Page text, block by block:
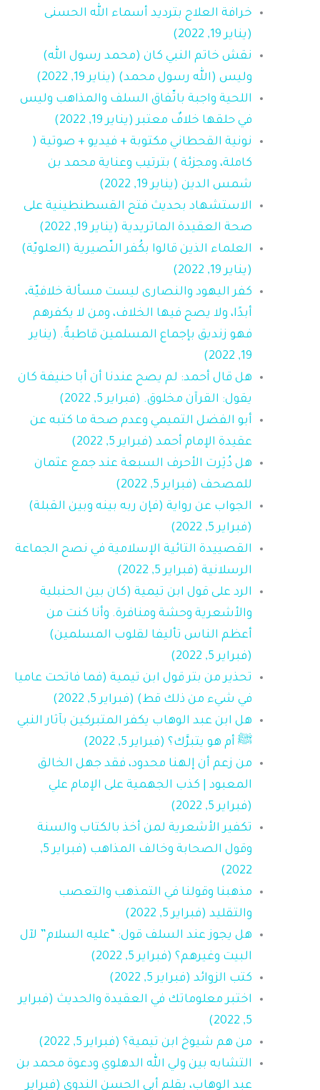
خرافة العلاج بترديد أسماء الله الحسنى
(يناير 19, 2022)
نقش خاتم النبي كان (محمد رسول الله)
وليس (الله رسول محمد) (يناير 19, 2022)
اللحية واجبة باتّفاق السلف والمذاهب وليس
في حلقها خلافٌ معتبر (يناير 19, 2022)
نونية القحطاني مكتوبة + فيديو + صوتية (
كاملة، ومجزئة ) بترتيب وعناية محمد بن
شمس الدين (يناير 19, 2022)
الاستشهاد بحديث فتح القسطنطينية على
صحة العقيدة الماتريدية (يناير 19, 2022)
العلماء الذين قالوا بكُفر النّصيرية (العلويّة)
(يناير 19, 2022)
كفر اليهود والنصارى ليست مسألة خلافيّة،
أبدًا، ولا يصح فيها الخلاف، ومن لا يكفرهم
فهو زنديق بإجماع المسلمين قاطبةً. (يناير
19, 2022)
هل قال أحمد: لم يصح عندنا أن أبا حنيفة كان
يقول: القرآن مخلوق. (فبراير 5, 2022)
أبو الفضل التميمي وعدم صحة ما كتبه عن
عقيدة الإمام أحمد (فبراير 5, 2022)
هل دُثِرت الأحرف السبعة عند جمع عثمان
للمصحف (فبراير 5, 2022)
الجواب عن رواية (فإن ربه بينه وبين القبلة)
(فبراير 5, 2022)
القصييدة التائية الإسلامية في نصح الجماعة
الرسلانية (فبراير 5, 2022)
الرد على قول ابن تيمية (كان بين الحنبلية
والأشعرية وحشة ومنافرة. وأنا كنت من
أعظم الناس تأليفا لقلوب المسلمين)
(فبراير 5, 2022)
تحذير من بتر قول ابن تيمية (فما فاتحت عاميا
في شيء من ذلك قط) (فبراير 5, 2022)
هل ابن عبد الوهاب يكفر المتبركين بآثار النبي
ﷺ أم هو يتبرَّك؟ (فبراير 5, 2022)
من زعم أن إلهنا محدود، فقد جهل الخالق
المعبود | كذب الجهمية على الإمام علي
(فبراير 5, 2022)
تكفير الأشعرية لمن أخذ بالكتاب والسنة
وقول الصحابة وخالف المذاهب (فبراير 5,
2022)
مذهبنا وقولنا في التمذهب والتعصب
والتقليد (فبراير 5, 2022)
هل يجوز عند السلف قول: “عليه السلام” لآل
البيت وغيرهم؟ (فبراير 5, 2022)
كتب الزوائد (فبراير 5, 2022)
اختبر معلوماتك في العقيدة والحديث (فبراير
5, 2022)
من هم شيوخ ابن تيمية؟ (فبراير 5, 2022)
التشابه بين ولي الله الدهلوي ودعوة محمد بن
عبد الوهاب، بقلم أبي الحسن الندوي (فبراير